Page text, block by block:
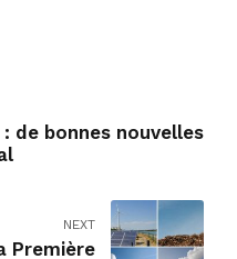
de bonnes nouvelles
NEXT
Première